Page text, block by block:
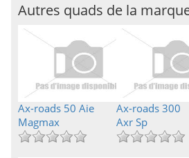
Autres quads de la
Ax-roads 50 Aie
Magmax
Ax-roads 300
Axr Sp